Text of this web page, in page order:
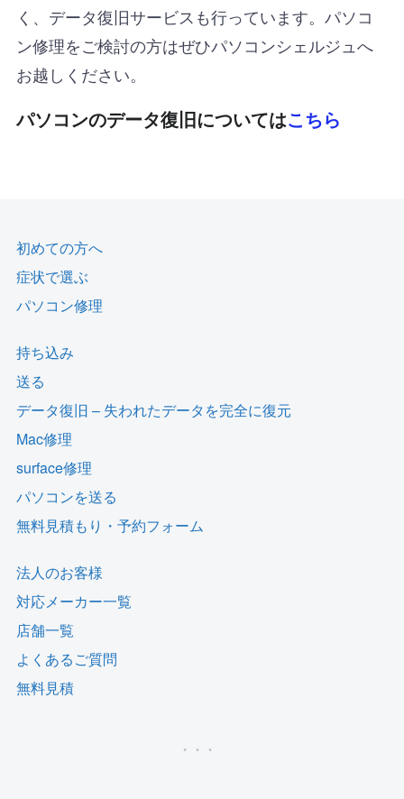
く、データ復旧サービスも行っています。パソコ
ン修理をご検討の方はぜひパソコンシェルジュへ
お越しください。
パソコンのデータ復旧についてはこちら
初めての方へ
症状で選ぶ
パソコン修理
持ち込み
送る
データ復旧 – 失われたデータを完全に復元
Mac修理
surface修理
パソコンを送る
無料見積もり・予約フォーム
法人のお客様
対応メーカー一覧
店舗一覧
よくあるご質問
無料見積